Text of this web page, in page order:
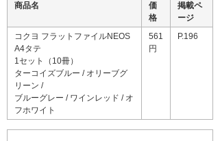
商品名
価
格
掲載ペ
ージ
コクヨ フラットファイルNEOS
A4タテ
1セット（10冊）
ターコイズブルー / オリーブグ
リーン /
ブルーグレー / ワインレッド / オ
フホワイト
561
円
P.196